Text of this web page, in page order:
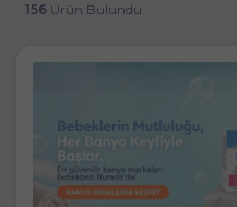
156 Ürün Bulundu